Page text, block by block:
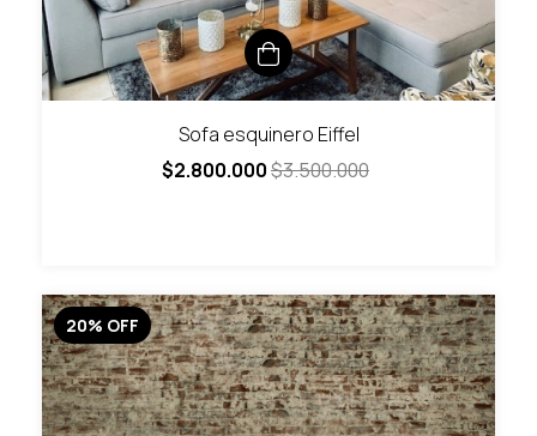
Sofa esquinero Eiffel
$2.800.000$3.500.000
20% OFF